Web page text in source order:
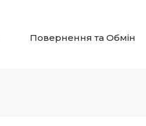
Повернення та Обмін